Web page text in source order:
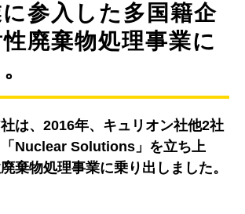
参入した多国籍企
廃棄物処理事業に
は、2016年、キュリオン社他2社
Nuclear Solutions」を立ち上
棄物処理事業に乗り出しました。